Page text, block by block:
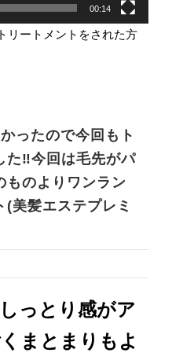
00:14
リートメントをされた方
ったので今回もト
た‼︎今回は毛先がパ
ものよりワンラン
美髪エステプレミ
っとり感がア
まとまりもよ